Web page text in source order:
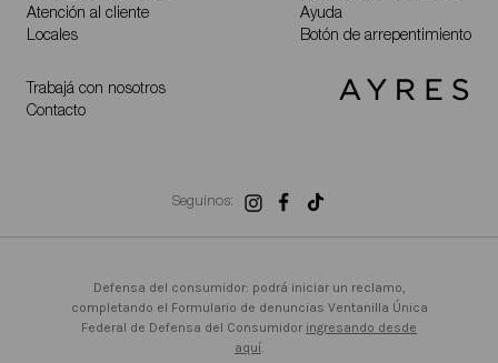
Atención al cliente
Locales
Trabajá con nosotros
Contacto
Ayuda
Botón de arrepentimiento
Seguinos:
Defensa del consumidor: podrá iniciar un reclamo,
completando el Formulario de denuncias Ventanilla Única
Federal de Defensa del Consumidor ingresando desde
aquí.